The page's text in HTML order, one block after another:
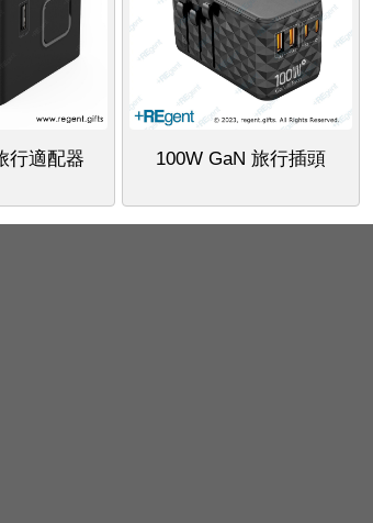
行適配器 100W GaN 旅行插頭